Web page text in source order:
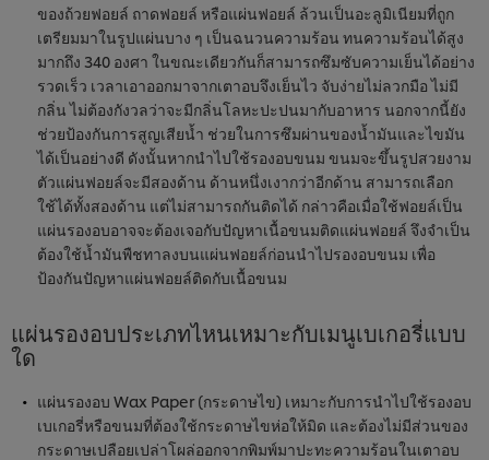
ของถ้วยฟอยล์ ถาดฟอยล์ หรือแผ่นฟอยล์ ล้วนเป็นอะลูมิเนียมที่ถูก
เตรียมมาในรูปแผ่นบาง ๆ เป็นฉนวนความร้อน ทนความร้อนได้สูง
มากถึง 340 องศา ในขณะเดียวกันก็สามารถซึมซับความเย็นได้อย่าง
รวดเร็ว เวลาเอาออกมาจากเตาอบจึงเย็นไว จับง่ายไม่ลวกมือ ไม่มี
กลิ่น ไม่ต้องกังวลว่าจะมีกลิ่นโลหะปะปนมากับอาหาร นอกจากนี้ยัง
ช่วยป้องกันการสูญเสียน้ำ ช่วยในการซึมผ่านของน้ำมันและไขมัน
ได้เป็นอย่างดี ดังนั้นหากนำไปใช้รองอบขนม ขนมจะขึ้นรูปสวยงาม
ตัวแผ่นฟอยล์จะมีสองด้าน ด้านหนึ่งเงากว่าอีกด้าน สามารถเลือก
ใช้ได้ทั้งสองด้าน แต่ไม่สามารถกันติดได้ กล่าวคือเมื่อใช้ฟอยล์เป็น
แผ่นรองอบอาจจะต้องเจอกับปัญหาเนื้อขนมติดแผ่นฟอยล์ จึงจำเป็น
ต้องใช้น้ำมันพืชทาลงบนแผ่นฟอยล์ก่อนนำไปรองอบขนม เพื่อ
ป้องกันปัญหาแผ่นฟอยล์ติดกับเนื้อขนม
แผ่นรองอบประเภทไหนเหมาะกับเมนูเบเกอรี่แบบ
ใด
แผ่นรองอบ Wax Paper (กระดาษไข) เหมาะกับการนำไปใช้รองอบ
เบเกอรี่หรือขนมที่ต้องใช้กระดาษไขห่อให้มิด และต้องไม่มีส่วนของ
กระดาษเปลือยเปล่าโผล่ออกจากพิมพ์มาปะทะความร้อนในเตาอบ